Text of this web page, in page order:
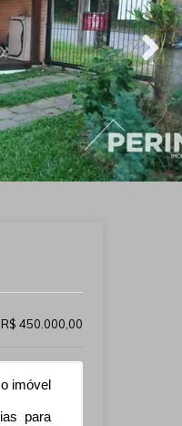
R$ 450.000,00